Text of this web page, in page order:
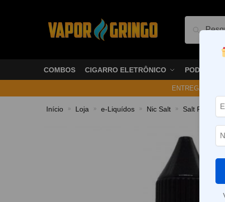
COMBOS CIGARRO ELETRÔNICO PODS
ENTREGA NO
Início » Loja » e-Liquídos » Nic Salt » Salt